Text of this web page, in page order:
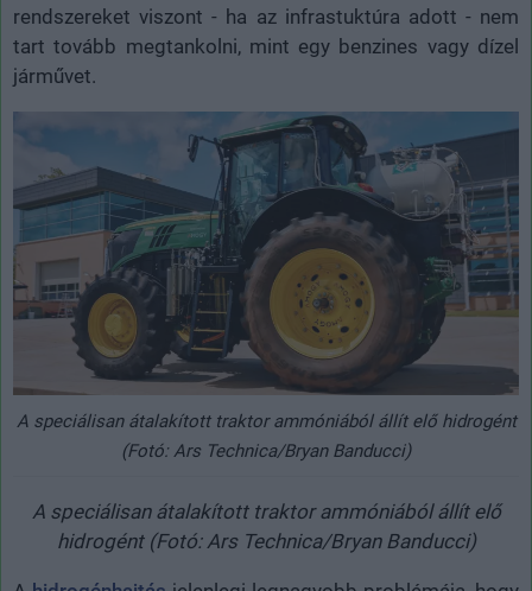
rendszereket viszont - ha az infrastuktúra adott - nem
tart tovább megtankolni, mint egy benzines vagy dízel
járművet.
A speciálisan átalakított traktor ammóniából állít elő hidrogént
(Fotó: Ars Technica/Bryan Banducci)
A speciálisan átalakított traktor ammóniából állít elő
hidrogént (Fotó: Ars Technica/Bryan Banducci)